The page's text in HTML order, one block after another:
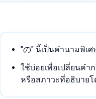
"の" นี้เป็นคำนามพิเ
ใช้บ่อยเพื่อเปลี่ยนค
หรือสภาวะที่อธิบาย